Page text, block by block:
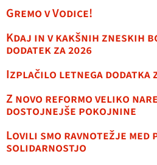
Gremo v Vodice!
Kdaj in v kakšnih zneskih
dodatek za 2026
Izplačilo letnega dodatka
Z novo reformo veliko
dostojnejše pokojnine
Lovili smo ravnotežje
solidarnostjo